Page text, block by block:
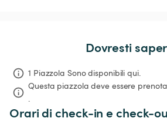
Dovresti
1 Piazzola Sono disponibili qui.
Questa piazzola deve essere
.
Orari di check-in e check-